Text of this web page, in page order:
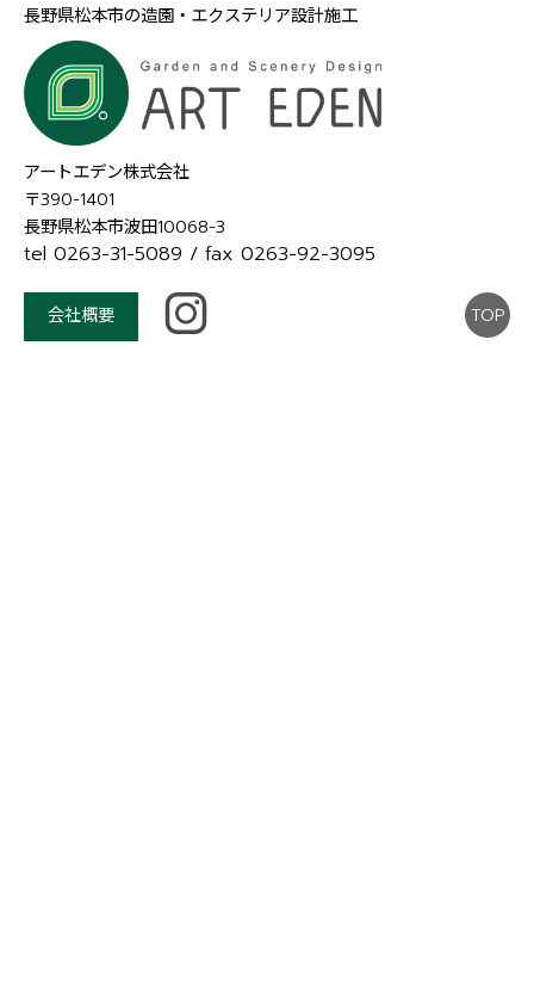
長野県松本市の造園・エクステリア設計施工
アートエデン株式会社
〒390-1401
長野県松本市波田10068-3
tel 0263-31-5089 / fax 0263-92-3095
会社概要 TOP